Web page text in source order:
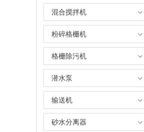
混合搅拌机
粉碎格栅机
格栅除污机
潜水泵
输送机
砂水分离器